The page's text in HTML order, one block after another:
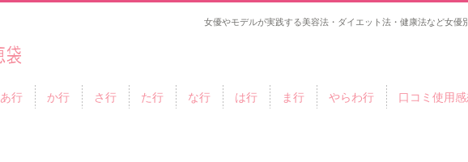
女優やモデルが実践する美容法・ダイエット法・健康法など女優
あ行 か行 さ行 た行 な行 は行 ま行 やらわ行 口コミ使用感